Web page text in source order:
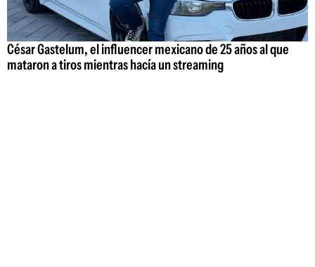
César Gastelum, el influencer mexicano de 25 años al que
mataron a tiros mientras hacía un streaming